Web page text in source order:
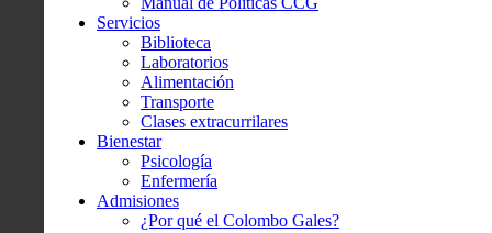
Servicios
Biblioteca
Laboratorios
Alimentación
Transporte
Clases extracurrilares
Bienestar
Psicología
Enfermería
Admisiones
¿Por qué el Colombo Gales?